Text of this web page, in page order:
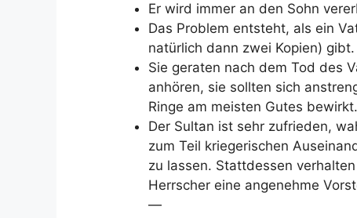
Er wird immer an den Sohn
Das Problem entsteht, als ein
natürlich dann zwei Kopien) gibt.
Sie geraten nach dem Tod des
anhören, sie sollten sich
Ringe am meisten Gutes bewirkt.
Der Sultan ist sehr zufrieden,
zum Teil kriegerischen
zu lassen. Stattdessen
Herrscher eine angenehme
—